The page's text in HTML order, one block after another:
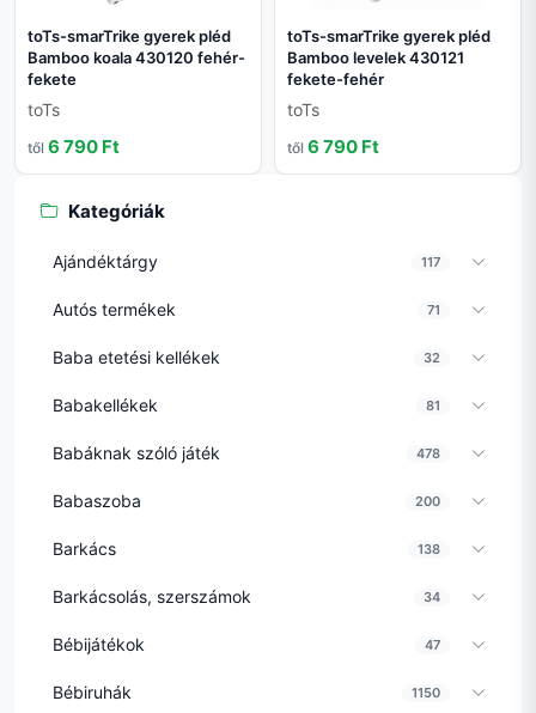
toTs-smarTrike gyerek pléd
Bamboo koala 430120 fehér-
fekete
toTs
től 6 790 Ft
toTs-smarTrike gyerek pléd
Bamboo levelek 430121
fekete-fehér
toTs
től 6 790 Ft
Kategóriák
Ajándéktárgy 117
Autós termékek 71
Baba etetési kellékek 32
Babakellékek 81
Babáknak szóló játék 478
Babaszoba 200
Barkács 138
Barkácsolás, szerszámok 34
Bébijátékok 47
Bébiruhák 1150